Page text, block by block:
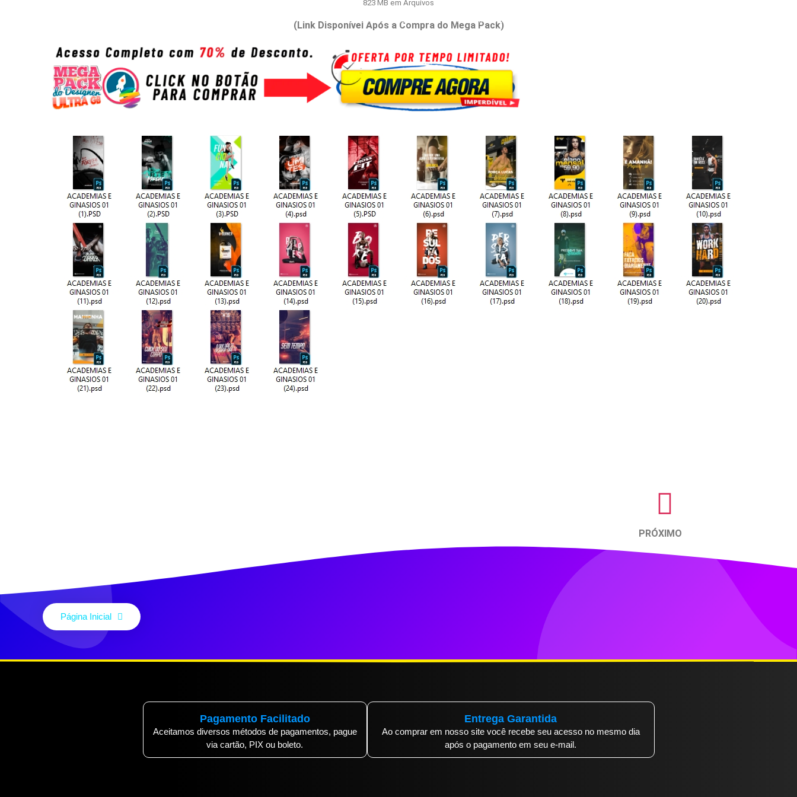
Inicio ⭐Bônus e Extras 🔐Área de Membros
823 MB em Arquivos
(Link Disponível Após a Compra do Mega Pack)
PRÓXIMO
Página Inicial
Pagamento Facilitado
Aceitamos diversos métodos de pagamentos, pague
via cartão, PIX ou boleto.
Entrega Garantida
Ao comprar em nosso site você recebe seu acesso no mesmo dia
após o pagamento em seu e-mail.